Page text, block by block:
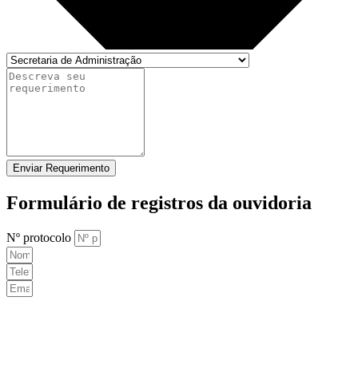
Enviar Requerimento
Formulário de registros da ouvidoria
Nº protocolo